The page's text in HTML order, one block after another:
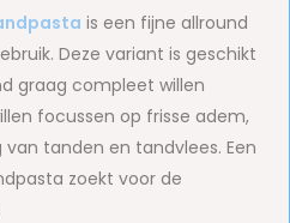
is een fijne allround
Deze variant is geschikt
graag compleet willen
focussen op frisse adem,
tanden en tandvlees. Een
zoekt voor de